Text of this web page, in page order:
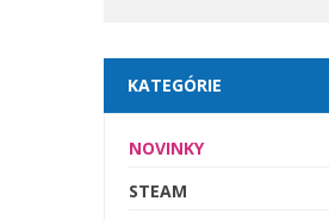
KATEGÓRIE
NOVINKY
STEAM